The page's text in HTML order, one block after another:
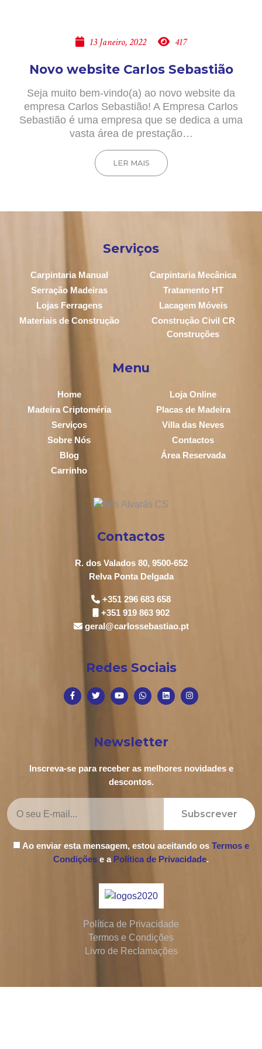
13 Janeiro, 2022 417
Novo website Carlos Sebastião
Seja muito bem-vindo(a) ao novo website da
empresa Carlos Sebastião! A Empresa Carlos
Sebastião é uma empresa que se dedica a uma
vasta área de prestação…
LER MAIS
Serviços
Carpintaria Manual
Carpintaria Mecânica
Serração Madeiras
Tratamento HT
Lojas Ferragens
Lacagem Móveis
Materiais de Construção
Construção Civil CR
Construções
Menu
Home
Loja Online
Madeira Criptoméria
Placas de Madeira
Serviços
Villa das Neves
Sobre Nós
Contactos
Blog
Área Reservada
Carrinho
Contactos
R. dos Valados 80, 9500-652
Relva Ponta Delgada
+351 296 683 658
+351 919 863 902
geral@carlossebastiao.pt
Redes Sociais
Newsletter
Inscreva-se para receber as melhores novidades e
descontos.
Subscrever
Ao enviar esta mensagem, estou aceitando os Termos e
Condições e a Política de Privacidade.
Política de Privacidade
Termos e Condições
Livro de Reclamações